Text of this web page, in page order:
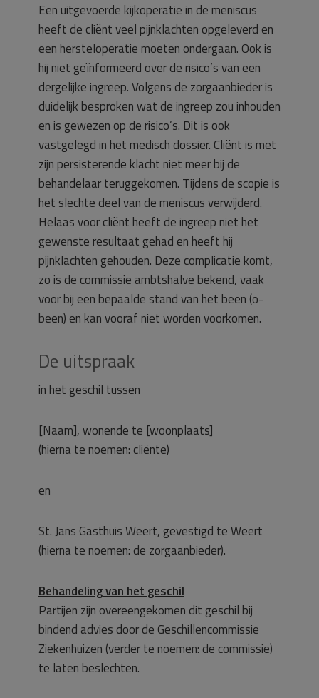
Een uitgevoerde kijkoperatie in de meniscus
heeft de cliënt veel pijnklachten opgeleverd en
een hersteloperatie moeten ondergaan. Ook is
hij niet geïnformeerd over de risico’s van een
dergelijke ingreep. Volgens de zorgaanbieder is
duidelijk besproken wat de ingreep zou inhouden
en is gewezen op de risico’s. Dit is ook
vastgelegd in het medisch dossier. Cliënt is met
zijn persisterende klacht niet meer bij de
behandelaar teruggekomen. Tijdens de scopie is
het slechte deel van de meniscus verwijderd.
Helaas voor cliënt heeft de ingreep niet het
gewenste resultaat gehad en heeft hij
pijnklachten gehouden. Deze complicatie komt,
zo is de commissie ambtshalve bekend, vaak
voor bij een bepaalde stand van het been (o-
been) en kan vooraf niet worden voorkomen.
De uitspraak
in het geschil tussen
[Naam], wonende te [woonplaats]
(hierna te noemen: cliënte)
en
St. Jans Gasthuis Weert, gevestigd te Weert
(hierna te noemen: de zorgaanbieder).
Behandeling van het geschil
Partijen zijn overeengekomen dit geschil bij
bindend advies door de Geschillencommissie
Ziekenhuizen (verder te noemen: de commissie)
te laten beslechten.